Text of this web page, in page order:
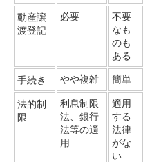
動産譲
渡登記
必要
不要
なも
のも
ある
手続き やや複雑 簡単
法的制
限
利息制限
法、銀行
法等の適
用
適用
する
法律
がな
い